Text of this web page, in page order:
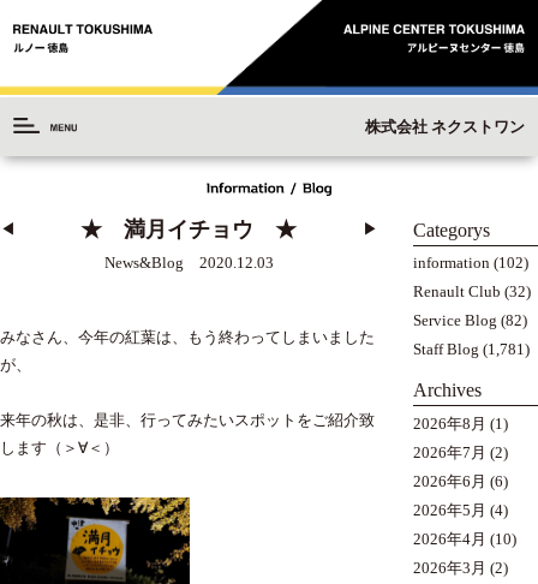
株式会社 ネクストワン
◀︎ ★ 満月イチョウ ★
News&Blog 2020.12.03
▶︎
みなさん、今年の紅葉は、もう終わってしまいました
が、
来年の秋は、是非、行ってみたいスポットをご紹介致
します（＞∀＜）
Categorys
information (102)
Renault Club (32)
Service Blog (82)
Staff Blog (1,781)
Archives
2026年8月 (1)
2026年7月 (2)
2026年6月 (6)
2026年5月 (4)
2026年4月 (10)
2026年3月 (2)